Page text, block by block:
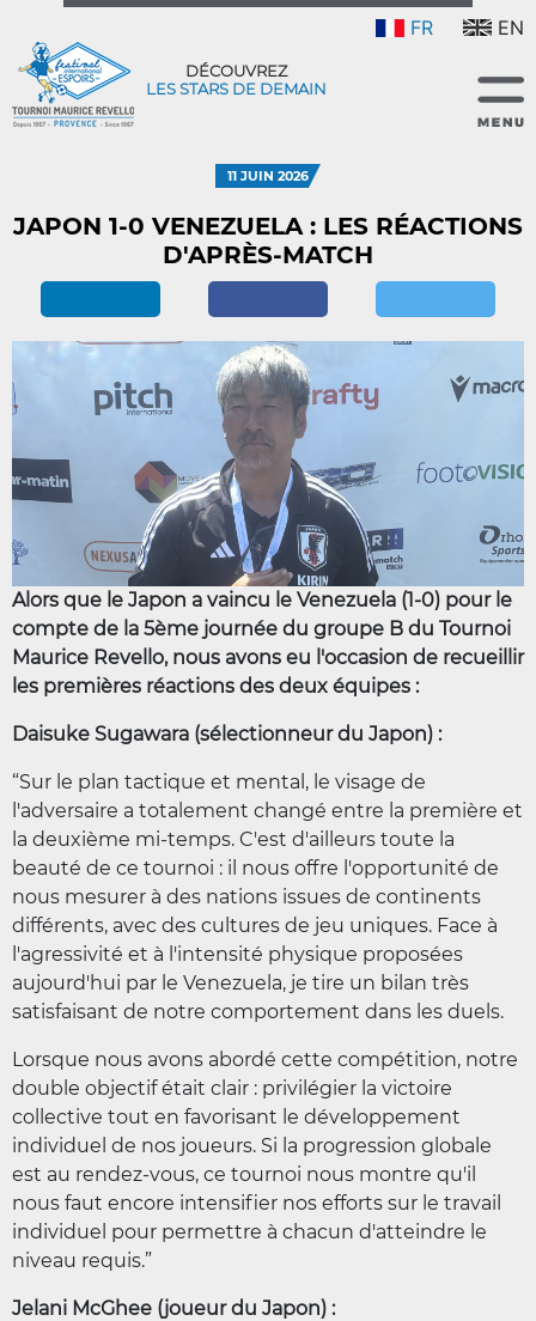
FR EN
DÉCOUVREZ
LES STARS DE DEMAIN
11 JUIN 2026
JAPON 1-0 VENEZUELA : LES RÉACTIONS
D'APRÈS-MATCH
Alors que le Japon a vaincu le Venezuela (1-0) pour le
compte de la 5ème journée du groupe B du Tournoi
Maurice Revello, nous avons eu l'occasion de recueillir
les premières réactions des deux équipes :
Daisuke Sugawara (sélectionneur du Japon) :
“Sur le plan tactique et mental, le visage de
l'adversaire a totalement changé entre la première et
la deuxième mi-temps. C'est d'ailleurs toute la
beauté de ce tournoi : il nous offre l'opportunité de
nous mesurer à des nations issues de continents
différents, avec des cultures de jeu uniques. Face à
l'agressivité et à l'intensité physique proposées
aujourd'hui par le Venezuela, je tire un bilan très
satisfaisant de notre comportement dans les duels.
Lorsque nous avons abordé cette compétition, notre
double objectif était clair : privilégier la victoire
collective tout en favorisant le développement
individuel de nos joueurs. Si la progression globale
est au rendez-vous, ce tournoi nous montre qu'il
nous faut encore intensifier nos efforts sur le travail
individuel pour permettre à chacun d'atteindre le
niveau requis.”
Jelani McGhee (joueur du Japon) :